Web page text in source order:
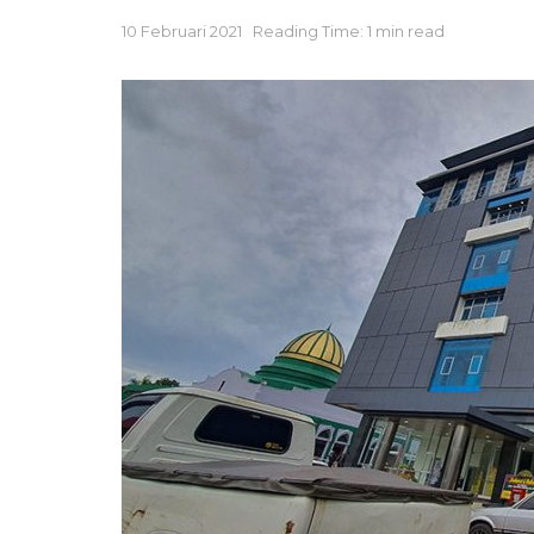
10 Februari 2021 Reading Time: 1 min read